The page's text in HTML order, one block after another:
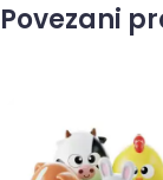
Povezani